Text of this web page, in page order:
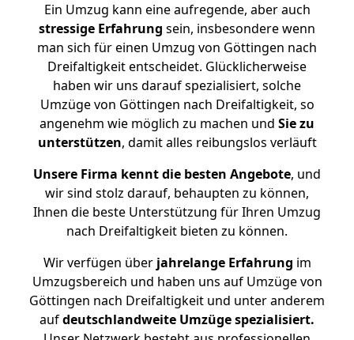
Ein Umzug kann eine aufregende, aber auch
stressige Erfahrung sein, insbesondere wenn
man sich für einen Umzug von Göttingen nach
Dreifaltigkeit entscheidet. Glücklicherweise
haben wir uns darauf spezialisiert, solche
Umzüge von Göttingen nach Dreifaltigkeit, so
angenehm wie möglich zu machen und Sie zu
unterstützen, damit alles reibungslos verläuft
Unsere Firma kennt die besten Angebote, und
wir sind stolz darauf, behaupten zu können,
Ihnen die beste Unterstützung für Ihren Umzug
nach Dreifaltigkeit bieten zu können.
Wir verfügen überjahrelange Erfahrung im
Umzugsbereich und haben uns auf Umzüge von
Göttingen nach Dreifaltigkeit und unter anderem
aufdeutschlandweite Umzüge spezialisiert.